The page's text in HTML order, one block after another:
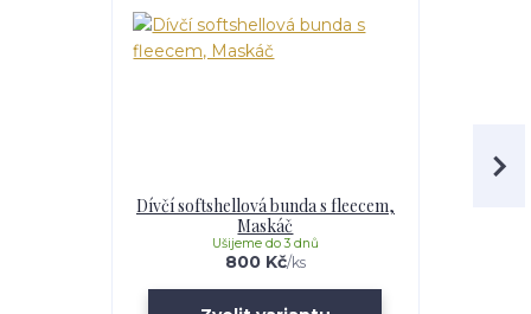
Dívčí softshellová bunda s fleecem,
Maskáč
800 Kč/ks
Ušijeme do 3 dnů